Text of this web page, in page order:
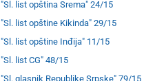
"Sl. list opština Srema" 24/15
"Sl. list opštine Kikinda" 29/15
"Sl. list opštine Inđija" 11/15
"Sl. list CG" 48/15
"Sl. glasnik Republike Srpske" 79/15